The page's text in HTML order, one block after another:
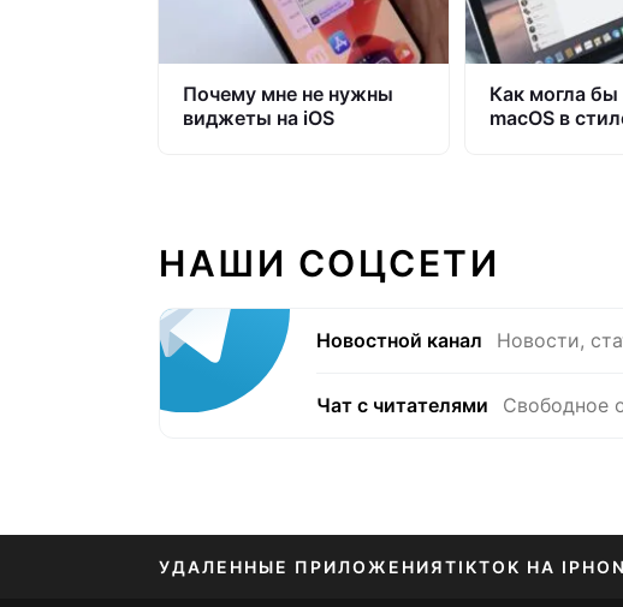
Почему мне не нужны
виджеты на iOS
Как могла бы
macOS в
НАШИ СОЦСЕТИ
Новостной канал Новости,
Чат с читателями Свободное
УДАЛЕННЫЕ ПРИЛОЖЕНИЯTIKTOK НА